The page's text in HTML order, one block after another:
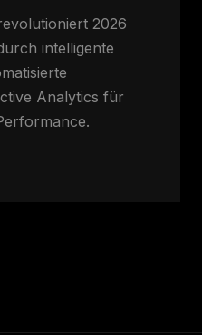
2026
intelligente
Analytics für